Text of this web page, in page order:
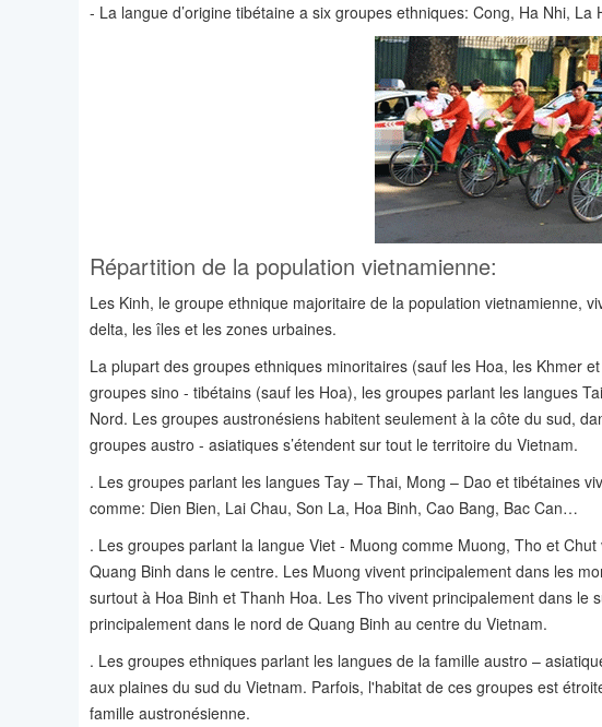
- La langue d’origine tibétaine a six groupes ethniques: Cong, Ha Nhi, La
Répartition de la population vietnamienne:
Les Kinh, le groupe ethnique majoritaire de la population vietnamienne,
delta, les îles et les zones urbaines.
La plupart des groupes ethniques minoritaires (sauf les Hoa, les Khmer
groupes sino - tibétains (sauf les Hoa), les groupes parlant les langues
Nord. Les groupes austronésiens habitent seulement à la côte du sud,
groupes austro - asiatiques s’étendent sur tout le territoire du Vietnam.
. Les groupes parlant les langues Tay – Thai, Mong – Dao et tibétaines
comme: Dien Bien, Lai Chau, Son La, Hoa Binh, Cao Bang, Bac Can…
. Les groupes parlant la langue Viet - Muong comme Muong, Tho et
Quang Binh dans le centre. Les Muong vivent principalement dans les
surtout à Hoa Binh et Thanh Hoa. Les Tho vivent principalement dans
principalement dans le nord de Quang Binh au centre du Vietnam.
. Les groupes ethniques parlant les langues de la famille austro –
aux plaines du sud du Vietnam. Parfois, l'habitat de ces groupes est
famille austronésienne.